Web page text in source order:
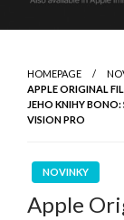
HOMEPAGE
APPLE ORIGINAL
JEHO KNIHY BONO:
VISION PRO
NOVINKY
Apple